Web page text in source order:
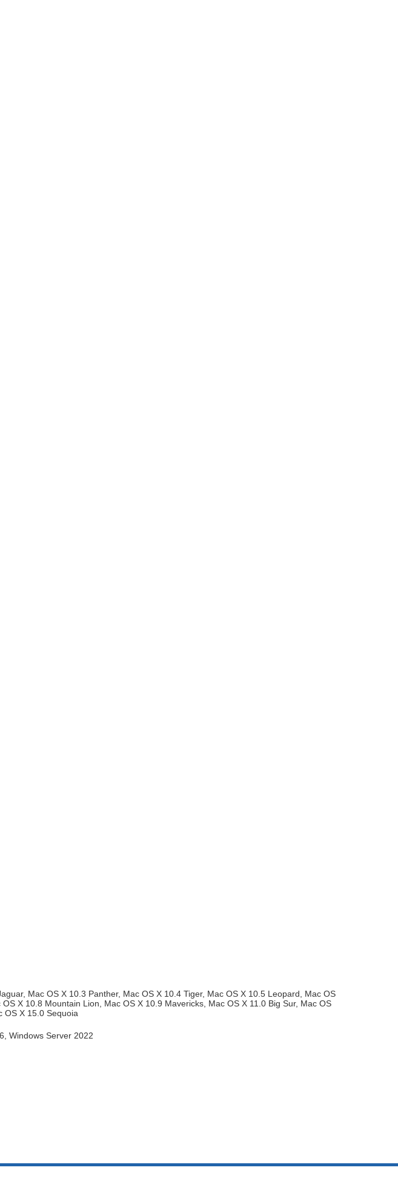
Mac OS X 10.3 Panther, Mac OS X 10.4 Tiger, Mac OS X 10.5 Leopard, Mac OS
X 10.8 Mountain Lion, Mac OS X 10.9 Mavericks, Mac OS X 11.0 Big Sur, Mac OS
OS X 15.0 Sequoia
Windows Server 2022